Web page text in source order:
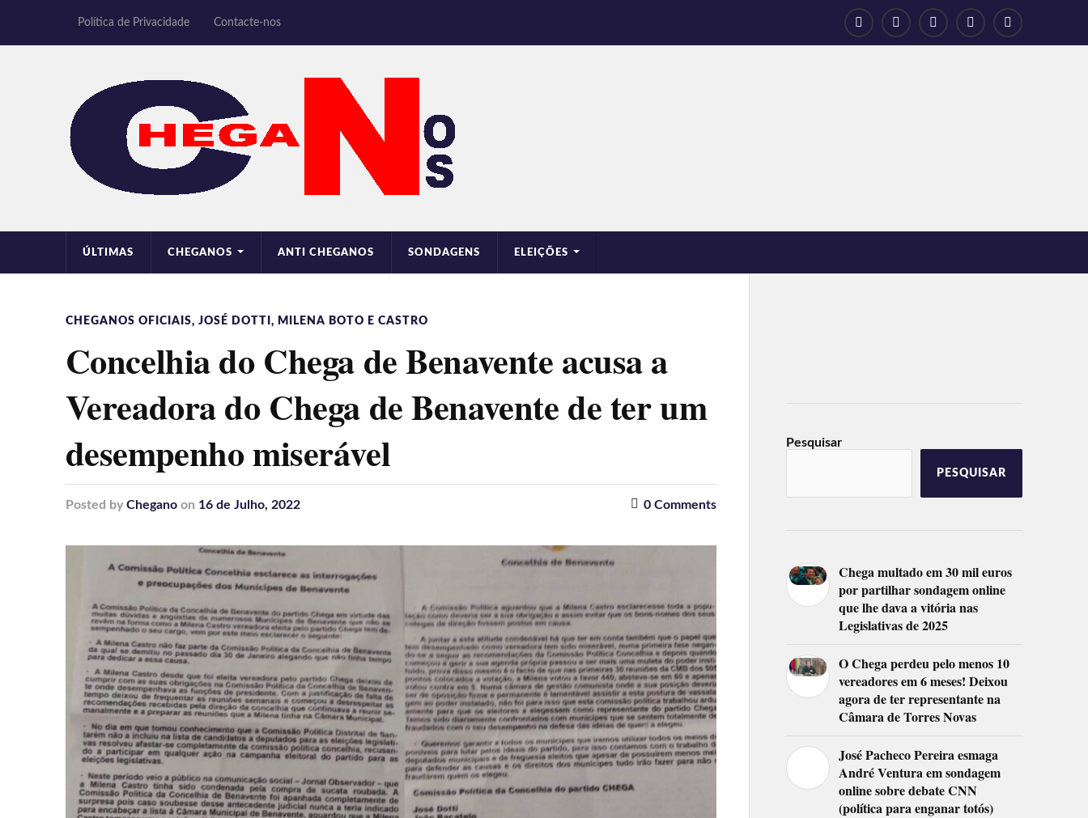
Política de Privacidade Contacte-nos
ÚLTIMAS CHEGANOS ANTI CHEGANOS SONDAGENS ELEIÇÕES
CHEGANOS OFICIAIS, JOSÉ DOTTI , MILENA BOTO E CASTRO
Concelhia do Chega de Benavente acusa a
Vereadora do Chega de Benavente de ter um
desempenho miserável
Posted by Chegano on 16 de Julho, 2022 0Comments
Pesquisar
PESQUISAR
Chega multado em 30 mil euros
por partilhar sondagem online
que lhe dava a vitória nas
Legislativas de 2025
O Chega perdeu pelo menos 10
vereadores em 6 meses! Deixou
agora de ter representante na
Câmara de Torres Novas
José Pacheco Pereira esmaga
André Ventura em sondagem
online sobre debate CNN
(política para enganar totós)